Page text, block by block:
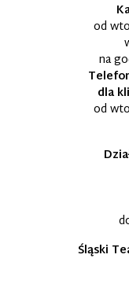
od
na
dla
od
Śląski